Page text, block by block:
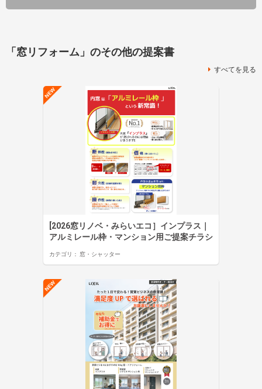
「窓リフォーム」のその他の提案書
すべてを見る
[2026窓リノベ・みらいエコ］インプラス｜
アルミレール枠・マンション用ご提案チラシ
カテゴリ： 窓・シャッター